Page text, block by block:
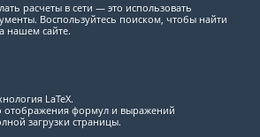
расчеты в сети — это использовать
Воспользуйтесь поиском, чтобы найти
нашем сайте.
LaTeX.
отображения формул и выражений
загрузки страницы.